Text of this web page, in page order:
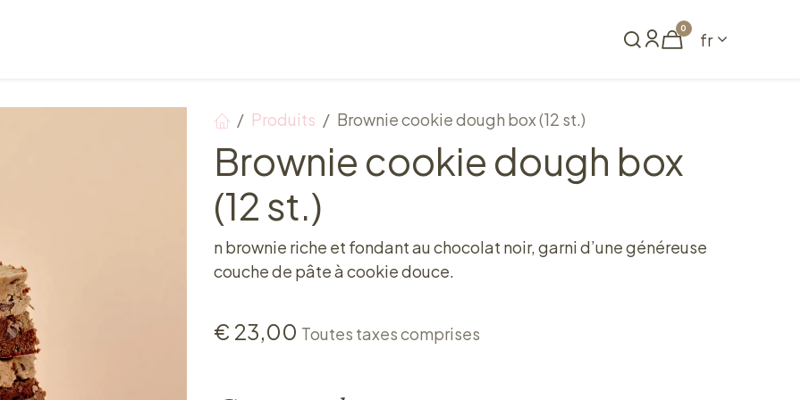
0
fr
Produits Brownie cookie dough box (12 st.)
Brownie cookie dough box
(12 st.)
n brownie riche et fondant au chocolat noir, garni d’une généreuse
couche de pâte à cookie douce.
€ 23,00 Toutes taxes comprises